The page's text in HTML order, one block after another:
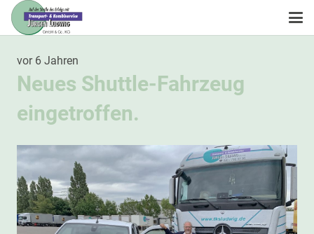
vor 6 Jahren
Neues Shuttle-Fahrzeug
eingetroffen.